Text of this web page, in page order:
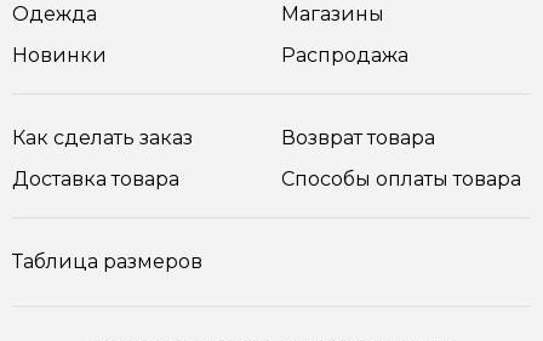
Одежда
Новинки
Магазины
Распродажа
Как сделать заказ
Доставка товара
Возврат товара
Способы оплаты товара
Таблица размеров